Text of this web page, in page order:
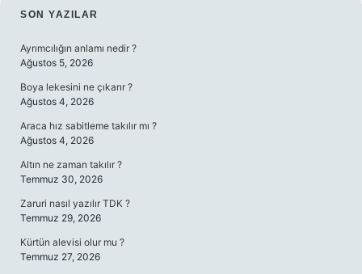
SIDEBAR
SON YAZILAR
Ayrımcılığın anlamı nedir ?
Ağustos 5, 2026
Boya lekesini ne çıkarır ?
Ağustos 4, 2026
Araca hız sabitleme takılır mı ?
Ağustos 4, 2026
Altın ne zaman takılır ?
Temmuz 30, 2026
Zaruri nasıl yazılır TDK ?
Temmuz 29, 2026
Kürtün alevisi olur mu ?
Temmuz 27, 2026